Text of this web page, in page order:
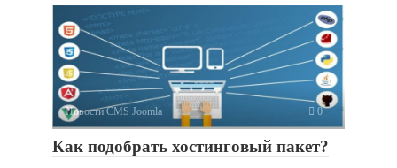
Новости CMS Joomla 0
Как подобрать хостинговый пакет?